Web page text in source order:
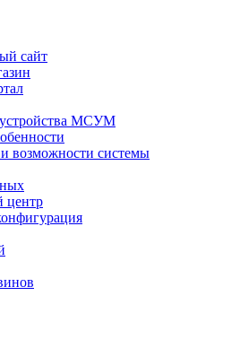
сайт
МСУМ
возможности системы
центр